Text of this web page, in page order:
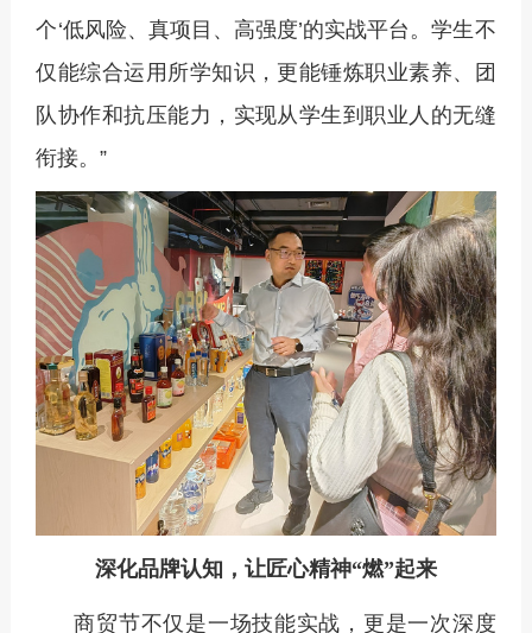
个‘低风险、真项目、高强度’的实战平台。学生不
仅能综合运用所学知识，更能锤炼职业素养、团
队协作和抗压能力，实现从学生到职业人的无缝
衔接。”
深化品牌认知，让匠心精神“燃”起来
商贸节不仅是一场技能实战，更是一次深度